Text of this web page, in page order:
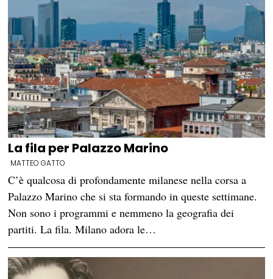
La fila per Palazzo Marino
MATTEO GATTO
C’è qualcosa di profondamente milanese nella corsa a
Palazzo Marino che si sta formando in queste settimane.
Non sono i programmi e nemmeno la geografia dei
partiti. La fila. Milano adora le…